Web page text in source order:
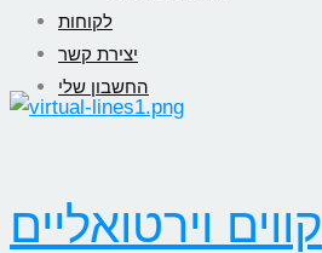
לקוחות
יצירת קשר
החשבון שלי
קווים וירטואליים